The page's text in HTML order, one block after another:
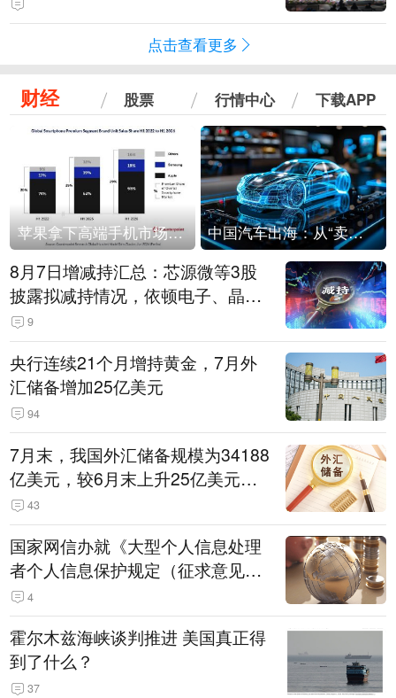
点击查看更多
财经 股票 行情中心 下载APP
苹果拿下高端手机市场65%的份额：iPhone 17系列功不可没 中国汽车出海：从“卖出去”到“走进去”
8月7日增减持汇总：芯源微等3股
披露拟减持情况，依顿电子、晶华
微拟增持（表）
9
央行连续21个月增持黄金，7月外
汇储备增加25亿美元
94
7月末，我国外汇储备规模为34188
亿美元，较6月末上升25亿美元，
升幅为0.07%
43
国家网信办就《大型个人信息处理
者个人信息保护规定（征求意见
稿）》公开征求意见
4
霍尔木兹海峡谈判推进 美国真正得
到了什么？
37